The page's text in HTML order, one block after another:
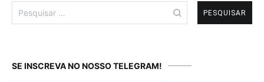
Pesquisar
por:
SE INSCREVA NO NOSSO TELEGRAM!